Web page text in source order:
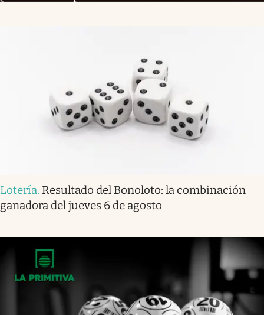
Lotería. Resultado del Bonoloto: la combinación
ganadora del jueves 6 de agosto